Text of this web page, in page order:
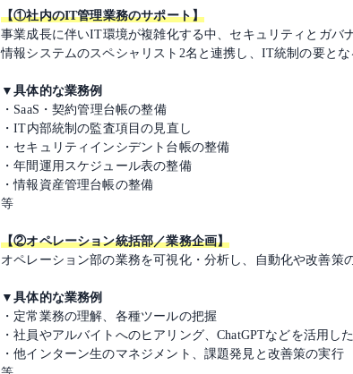
【①社内のIT管理業務のサポート】
事業成長に伴いIT環境が複雑化する中、セキュリティとガバ
情報システムのスペシャリスト2名と連携し、IT統制の要と
▼具体的な業務例
・SaaS・契約管理台帳の整備
・IT内部統制の監査項目の見直し
・セキュリティインシデント台帳の整備
・年間運用スケジュール表の整備
・情報資産管理台帳の整備
等
【②オペレーション統括部／業務企画】
オペレーション部の業務を可視化・分析し、自動化や改善策
▼具体的な業務例
・定常業務の理解、各種ツールの把握
・社員やアルバイトへのヒアリング、ChatGPTなどを活用し
・他インターン生のマネジメント、課題発見と改善策の実行